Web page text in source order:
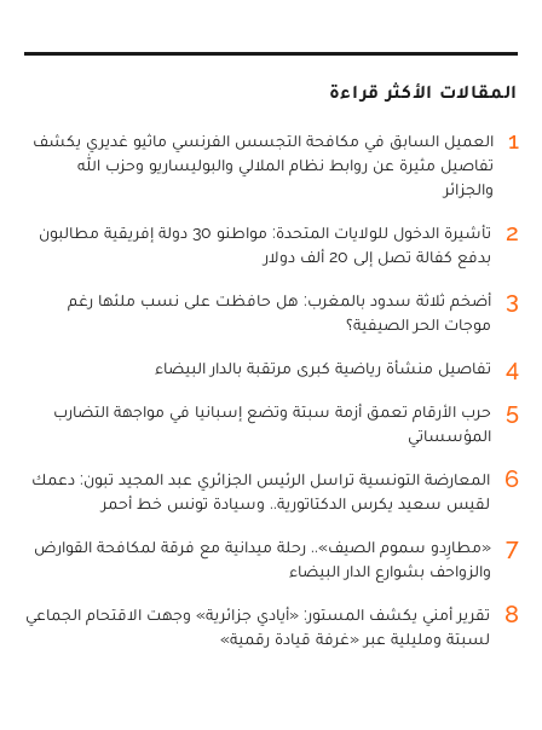
المقالات الأكثر قراءة
1
العميل السابق في مكافحة التجسس الفرنسي ماثيو غديري يكشف
تفاصيل مثيرة عن روابط نظام الملالي والبوليساريو وحزب الله
والجزائر
2
تأشيرة الدخول للولايات المتحدة: مواطنو 30 دولة إفريقية مطالبون
بدفع كفالة تصل إلى 20 ألف دولار
3
أضخم ثلاثة سدود بالمغرب: هل حافظت على نسب ملئها رغم
موجات الحر الصيفية؟
4 تفاصيل منشأة رياضية كبرى مرتقبة بالدار البيضاء
5
حرب الأرقام تعمق أزمة سبتة وتضع إسبانيا في مواجهة التضارب
المؤسساتي
6
المعارضة التونسية تراسل الرئيس الجزائري عبد المجيد تبون: دعمك
لقيس سعيد يكرس الدكتاتورية.. وسيادة تونس خط أحمر
7
«مطارِدو سموم الصيف».. رحلة ميدانية مع فرقة لمكافحة القوارض
والزواحف بشوارع الدار البيضاء
8
تقرير أمني يكشف المستور: «أيادي جزائرية» وجهت الاقتحام الجماعي
لسبتة ومليلية عبر «غرفة قيادة رقمية»